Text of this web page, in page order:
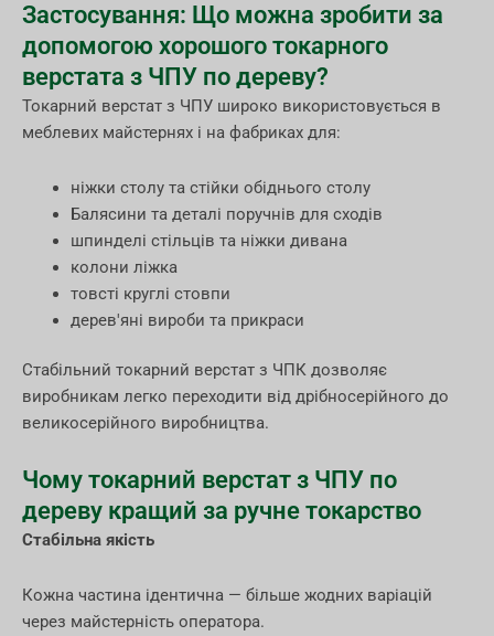
Застосування: Що можна зробити за
допомогою хорошого токарного
верстата з ЧПУ по дереву?
Токарний верстат з ЧПУ широко використовується в
меблевих майстернях і на фабриках для:
ніжки столу та стійки обіднього столу
Балясини та деталі поручнів для сходів
шпинделі стільців та ніжки дивана
колони ліжка
товсті круглі стовпи
дерев'яні вироби та прикраси
Стабільний токарний верстат з ЧПК дозволяє
виробникам легко переходити від дрібносерійного до
великосерійного виробництва.
Чому токарний верстат з ЧПУ по
дереву кращий за ручне токарство
Стабільна якість
Кожна частина ідентична — більше жодних варіацій
через майстерність оператора.